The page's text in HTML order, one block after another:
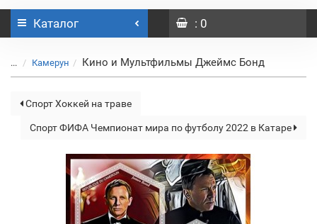
Каталог : 0
... Камерун Кино и Мультфильмы Джеймс Бонд
Спорт Хоккей на траве
Спорт ФИФА Чемпионат мира по футболу 2022 в Катаре